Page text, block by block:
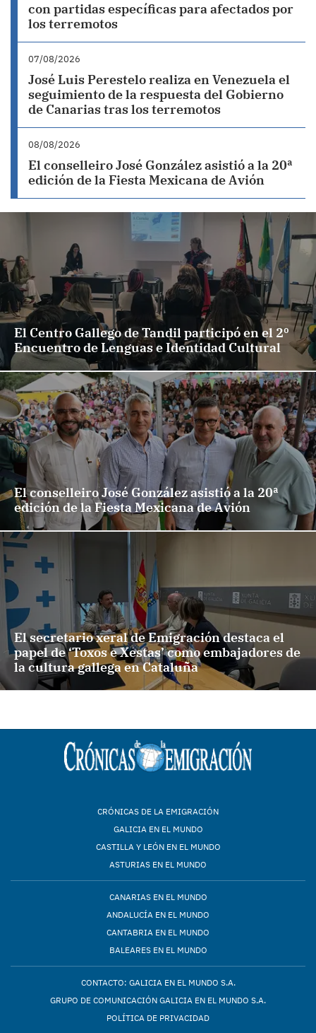
con partidas específicas para afectados por
los terremotos
07/08/2026
José Luis Perestelo realiza en Venezuela el
seguimiento de la respuesta del Gobierno
de Canarias tras los terremotos
08/08/2026
El conselleiro José González asistió a la 20ª
edición de la Fiesta Mexicana de Avión
El Centro Gallego de Tandil participó en el 2º
Encuentro de Lenguas e Identidad Cultural
El conselleiro José González asistió a la 20ª
edición de la Fiesta Mexicana de Avión
El secretario xeral de Emigración destaca el
papel de ‘Toxos e Xestas’ como embajadores de
la cultura gallega en Cataluña
CRÓNICAS DE LA EMIGRACIÓN
GALICIA EN EL MUNDO
CASTILLA Y LEÓN EN EL MUNDO
ASTURIAS EN EL MUNDO
CANARIAS EN EL MUNDO
ANDALUCÍA EN EL MUNDO
CANTABRIA EN EL MUNDO
BALEARES EN EL MUNDO
CONTACTO: GALICIA EN EL MUNDO S.A.
GRUPO DE COMUNICACIÓN GALICIA EN EL MUNDO S.A.
POLÍTICA DE PRIVACIDAD